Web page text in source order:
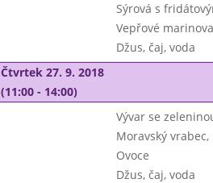
Sýrová s
Vepřové
Džus, čaj, voda
Čtvrtek 27. 9. 2018
(11:00 - 14:00)
Vývar se
Moravský
Ovoce
Džus, čaj, voda